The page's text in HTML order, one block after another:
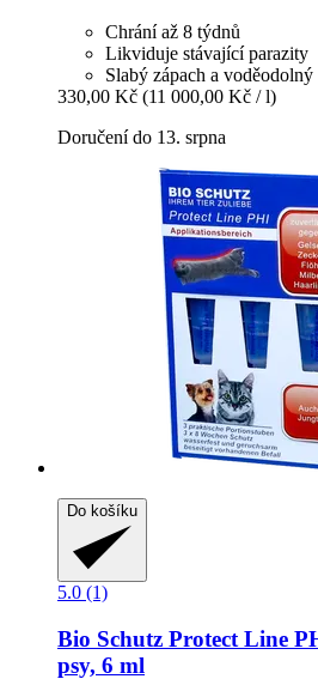
Chrání až 8 týdnů
Likviduje stávající parazity
Slabý zápach a voděodolný
330,00 Kč (11 000,00 Kč / l)
Doručení do 13. srpna
Do košíku
5.0 (1)
Bio Schutz Protect Line
psy, 6 ml